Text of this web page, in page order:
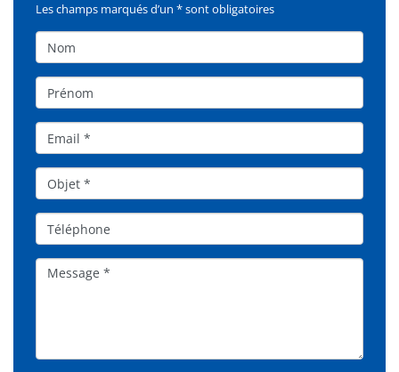
Les champs marqués d’un * sont obligatoires
Nom
Prénom
Email
Objet*
Téléphone
Message